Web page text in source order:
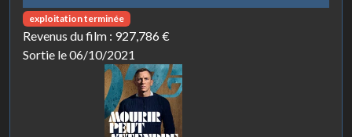
exploitation terminée
Revenus du film : 927,786 €
Sortie le 06/10/2021